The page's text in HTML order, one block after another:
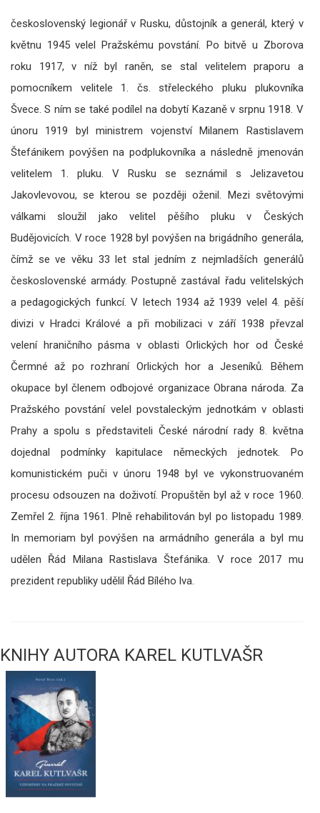
československý legionář v Rusku, důstojník a generál, který v
květnu 1945 velel Pražskému povstání. Po bitvě u Zborova
roku 1917, v níž byl raněn, se stal velitelem praporu a
pomocníkem velitele 1. čs. střeleckého pluku plukovníka
Švece. S ním se také podílel na dobytí Kazaně v srpnu 1918. V
únoru 1919 byl ministrem vojenství Milanem Rastislavem
Štefánikem povýšen na podplukovníka a následně jmenován
velitelem 1. pluku. V Rusku se seznámil s Jelizavetou
Jakovlevovou, se kterou se později oženil. Mezi světovými
válkami sloužil jako velitel pěšího pluku v Českých
Budějovicích. V roce 1928 byl povýšen na brigádního generála,
čímž se ve věku 33 let stal jedním z nejmladších generálů
československé armády. Postupně zastával řadu velitelských
a pedagogických funkcí. V letech 1934 až 1939 velel 4. pěší
divizi v Hradci Králové a při mobilizaci v září 1938 převzal
velení hraničního pásma v oblasti Orlických hor od České
Čermné až po rozhraní Orlických hor a Jeseníků. Během
okupace byl členem odbojové organizace Obrana národa. Za
Pražského povstání velel povstaleckým jednotkám v oblasti
Prahy a spolu s představiteli České národní rady 8. května
dojednal podmínky kapitulace německých jednotek. Po
komunistickém puči v únoru 1948 byl ve vykonstruovaném
procesu odsouzen na doživotí. Propuštěn byl až v roce 1960.
Zemřel 2. října 1961. Plně rehabilitován byl po listopadu 1989.
In memoriam byl povýšen na armádního generála a byl mu
udělen Řád Milana Rastislava Štefánika. V roce 2017 mu
prezident republiky udělil Řád Bílého lva.
KNIHY AUTORA KAREL KUTLVAŠR